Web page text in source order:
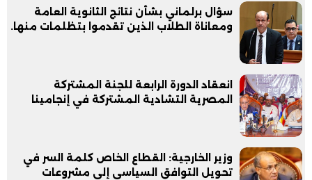
سؤال برلماني بشأن نتائج الثانوية العامة
ومعاناة الطلاب الذين تقدموا بتظلمات منها.
انعقاد الدورة الرابعة للجنة المشتركة
المصرية التشادية المشتركة في إنجامينا
وزير الخارجية: القطاع الخاص كلمة السر في
تحويل التوافق السياسي إلى مشروعات